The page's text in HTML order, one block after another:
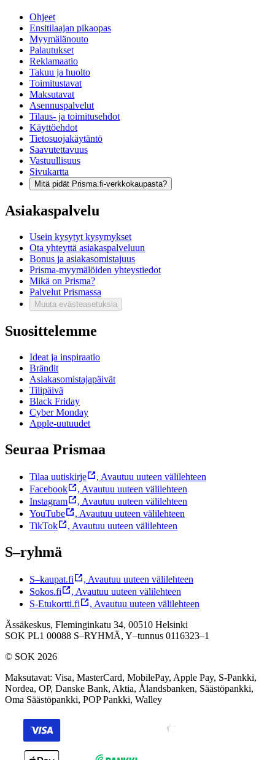
Ohjeet
Ensitilaajan pikaopas
Myymälänouto
Palautukset
Reklamaatio
Takuu ja huolto
Toimitustavat
Maksutavat
Asennuspalvelut
Tilaus- ja toimitusehdot
Käyttöehdot
Tietosuojakäytäntö
Saavutettavuus
Vastuullisuus
Sivukartta
Mitä pidät Prisma.fi-verkkokaupasta?
Asiakaspalvelu
Usein kysytyt kysymykset
Ota yhteyttä asiakaspalveluun
Bonus ja asiakasomistajuus
Prisma-myymälöiden yhteystiedot
Mikä on Prisma?
Palvelut Prismassa
Muuta evästeasetuksia
Suosittelemme
Ideat ja inspiraatio
Brändit
Asiakasomistajapäivät
Tilipäivä
Black Friday
Cyber Monday
Apple-uutuudet
Seuraa Prismaa
Tilaa uutiskirje , Avautuu uuteen välilehteen
Facebook
, Avautuu uuteen välilehteen
Instagram
, Avautuu uuteen välilehteen
YouTube
, Avautuu uuteen välilehteen
TikTok
, Avautuu uuteen välilehteen
S–ryhmä
S–kaupat.fi , Avautuu uuteen välilehteen
Sokos.fi
, Avautuu uuteen välilehteen
S-Etukortti.fi
, Avautuu uuteen välilehteen
Ässäkeskus, Fleminginkatu 34, 00510 Helsinki
SOK PL1 00088 S–RYHMÄ, Y–tunnus 0116323–1
© SOK 2026
Maksutavat: Visa, MasterCard, MobilePay, Apple Pay, S-Pankki,
Nordea, OP, Danske Bank, Aktia, Ålandsbanken, Säästöpankki,
Oma Säästöpankki, POP Pankki, Walley